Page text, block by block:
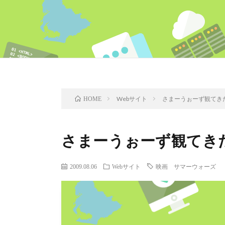
HOME Webサイト さまーうぉーず観てき
さまーうぉーず観てき
2009.08.06 Webサイト 映画 サマーウォーズ